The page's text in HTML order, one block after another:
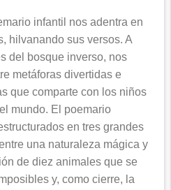
infantil nos adentra en
hilvanando sus versos. A
del bosque inverso, nos
metáforas divertidas e
que comparte con los niños
mundo. El poemario
en tres grandes
una naturaleza mágica y
de diez animales que se
y, como cierre, la